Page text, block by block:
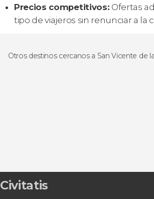
Precios competitivos: Ofertas
tipo de viajeros sin renunciar a la
Otros destinos cercanos a San Vicente de
Civitatis